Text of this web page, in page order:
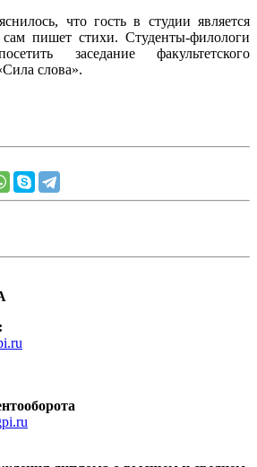
что гость в студии является
пишет стихи. Студенты-филологи
заседание факультетского
слова».